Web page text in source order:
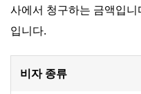
사에서 청구하는 금액입
입니다.
비자 종류